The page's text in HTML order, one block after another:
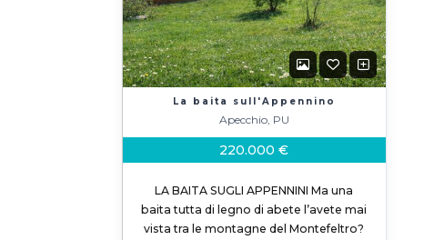
La baita sull'Appennino
Apecchio, PU
220.000 €
LA BAITA SUGLI APPENNINI Ma una
baita tutta di legno di abete l’avete mai
vista tra le montagne del Montefeltro?